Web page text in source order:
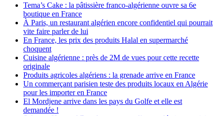
Tema’s Cake : la pâtissière franco-algérienne ouvre sa 6e
boutique en France
À Paris, un restaurant algérien encore confidentiel qui pourrait
vite faire parler de lui
En France, les prix des produits Halal en supermarché
choquent
Cuisine algérienne : près de 2M de vues pour cette recette
originale
Produits agricoles algériens : la grenade arrive en France
Un commerçant parisien teste des produits locaux en Algérie
pour les importer en France
El Mordjene arrive dans les pays du Golfe et elle est
demandée !